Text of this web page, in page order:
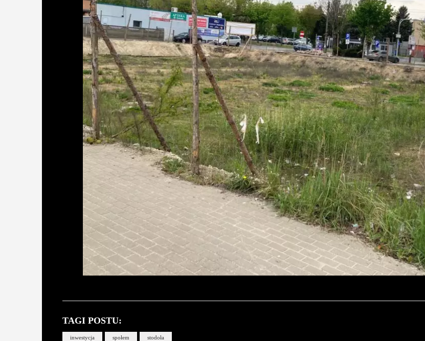
TAGI POSTU:
inwestycja społem stodoła